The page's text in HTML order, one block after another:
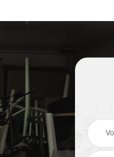
Débarras
d'appartement 88